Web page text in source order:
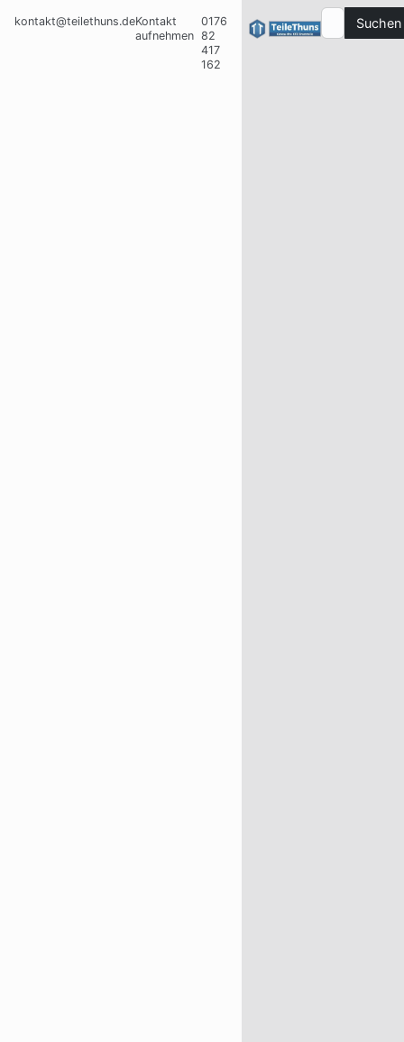
kontakt@teilethuns.deKontakt
aufnehmen
0176
82
417
162
Suchen